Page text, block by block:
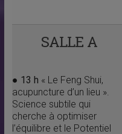
SALLE A
● 13 h « Le Feng Shui,
acupuncture d’un lieu ».
Science subtile qui
cherche à optimiser
l’équilibre et le Potentiel